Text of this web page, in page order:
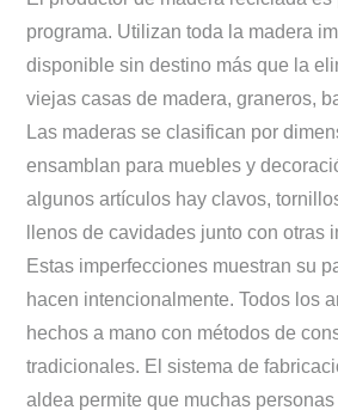
programa. Utilizan toda la madera
disponible sin destino más que la
viejas casas de madera, graneros,
Las maderas se clasifican por
ensamblan para muebles y
algunos artículos hay clavos,
llenos de cavidades junto con otras
Estas imperfecciones muestran su
hacen intencionalmente. Todos los
hechos a mano con métodos de
tradicionales. El sistema de
aldea permite que muchas